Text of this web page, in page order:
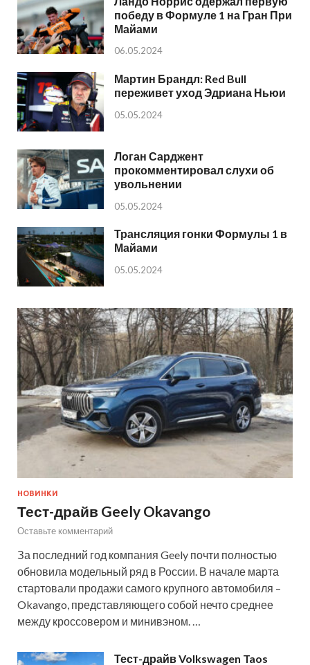
победу в Формуле 1 на Гран При
Майами
06.05.2024
Мартин Брандл: Red Bull
переживет уход Эдриана Ньюи
05.05.2024
Логан Сарджент
прокомментировал слухи об
увольнении
05.05.2024
Трансляция гонки Формулы 1 в
Майами
05.05.2024
НОВИНКИ
Тест-драйв Geely Okavango
Оставьте комментарий
За последний год компания Geely почти полностью
обновила модельный ряд в России. В начале марта
стартовали продажи самого крупного автомобиля –
Okavango, представляющего собой нечто среднее
между кроссовером и минивэном. …
Тест-драйв Volkswagen Taos